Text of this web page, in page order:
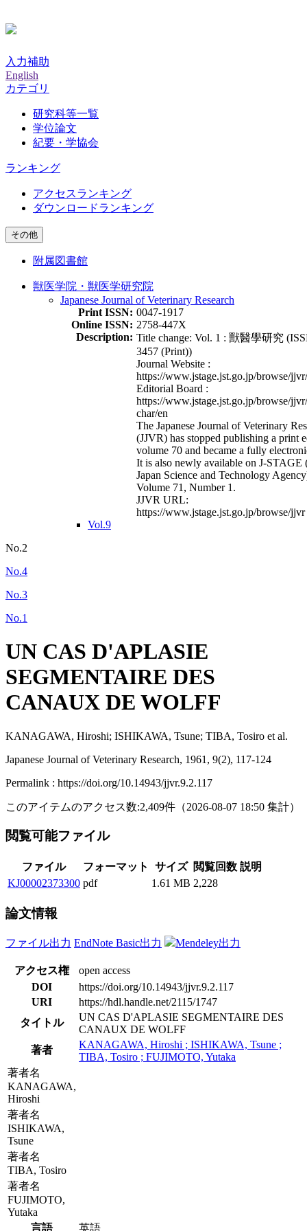
入力補助
English
カテゴリ
研究科等一覧
学位論文
紀要・学協会
ランキング
アクセスランキング
ダウンロードランキング
その他
附属図書館
獣医学院・獣医学研究院
Japanese Journal of Veterinary Research
Print ISSN: 0047-1917
Online ISSN: 2758-447X
Description: Title change: Vol. 1 : 獸醫學研究
3457 (Print))
Journal Website :
https://www.jstage.jst.go.jp/browse/
Editorial Board :
https://www.jstage.jst.go.jp/browse/
char/en
The Japanese Journal of Veterinary
(JJVR) has stopped publishing a print
volume 70 and became a fully
It is also newly available on J-STAGE
Japan Science and Technology
Volume 71, Number 1.
JJVR URL:
https://www.jstage.jst.go.jp/browse/jjvr
Vol.9
No.2
No.4
No.3
No.1
UN CAS D'APLASIE
SEGMENTAIRE DES
CANAUX DE WOLFF
KANAGAWA, Hiroshi; ISHIKAWA, Tsune; TIBA, Tosiro et al.
Japanese Journal of Veterinary Research, 1961, 9(2), 117-124
Permalink : https://doi.org/10.14943/jjvr.9.2.117
このアイテムのアクセス数:2,409件 （2026-08-07 18:50 集計）
閲覧可能ファイル
ファイル フォーマット サイズ 閲覧回数 説明
KJ00002373300 pdf 1.61 MB 2,228
論文情報
ファイル出力 EndNote Basic出力 Mendeley出力
アクセス権
open access
DOI
https://doi.org/10.14943/jjvr.9.2.117
URI
https://hdl.handle.net/2115/1747
タイトル
UN CAS D'APLASIE SEGMENTAIRE DES
CANAUX DE WOLFF
著者
KANAGAWA, Hiroshi ; ISHIKAWA, Tsune ;
TIBA, Tosiro ; FUJIMOTO, Yutaka
著者名
KANAGAWA,
Hiroshi
著者名
ISHIKAWA,
Tsune
著者名
TIBA, Tosiro
著者名
FUJIMOTO,
Yutaka
言語
英語